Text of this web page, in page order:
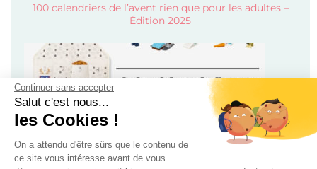
Continuer sans accepter
Salut c'est nous...
les Cookies !
On a attendu d'être sûrs que le contenu de
ce site vous intéresse avant de vous
100 calendriers de l’avent rien que pour les adultes –
Édition 2025
Calendriers de l’avent pour enfant, bébé et ado 2024 !